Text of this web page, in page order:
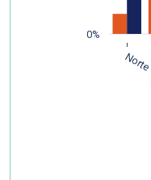
Norte
0%